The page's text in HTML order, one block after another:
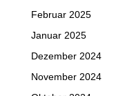
Februar 2025
Januar 2025
Dezember 2024
November 2024